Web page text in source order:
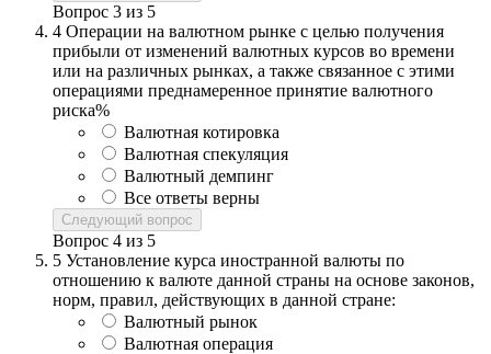
Вопрос 3 из 5
4 Операции на валютном рынке с целью получения
прибыли от изменений валютных курсов во времени
или на различных рынках, а также связанное с этими
операциями преднамеренное принятие валютного
риска%
Валютная котировка
Валютная спекуляция
Валютный демпинг
Все ответы верны
Следующий вопрос
Вопрос 4 из 5
5 Установление курса иностранной валюты по
отношению к валюте данной страны на основе законов,
норм, правил, действующих в данной стране:
Валютный рынок
Валютная операция